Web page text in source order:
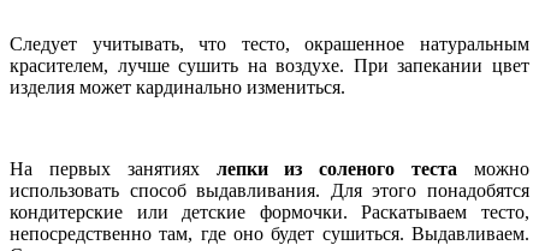
Следует учитывать, что тесто, окрашенное натуральным
красителем, лучше сушить на воздухе. При запекании цвет
изделия может кардинально измениться.
На первых занятиях лепки из соленого теста можно
использовать способ выдавливания. Для этого понадобятся
кондитерские или детские формочки. Раскатываем тесто,
непосредственно там, где оно будет сушиться. Выдавливаем.